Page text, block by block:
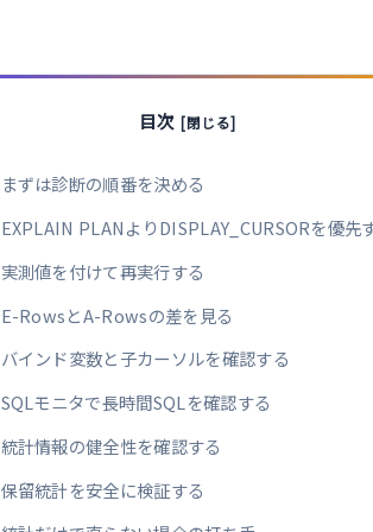
目次
まずは診断の順番を決める
EXPLAIN PLANよりDISPLAY_CURSORを優先
実測値を付けて再実行する
E-RowsとA-Rowsの差を見る
バインド変数と子カーソルを確認する
SQLモニタで長時間SQLを確認する
統計情報の健全性を確認する
保留統計を安全に検証する